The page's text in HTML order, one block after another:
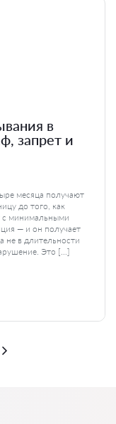
в
запрет и
месяца получают
до того, как
с минимальными
— и он получает
не в длительности
Это […]